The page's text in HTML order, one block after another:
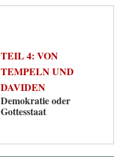
TEIL 4: VON
TEMPELN UND
DAVIDEN
Demokratie oder
Gottesstaat